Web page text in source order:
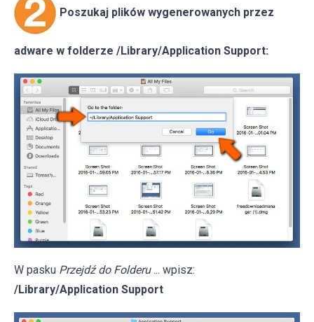
Poszukaj plików wygenerowanych przez
adware w folderze /Library/Application Support:
W pasku Przejdź do Folderu ... wpisz:
/Library/Application Support